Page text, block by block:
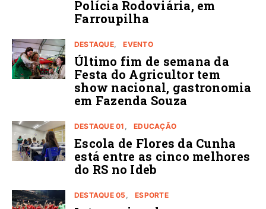
Polícia Rodoviária, em
Farroupilha
DESTAQUE EVENTO
Último fim de semana da
Festa do Agricultor tem
show nacional, gastronomia
em Fazenda Souza
DESTAQUE 01 EDUCAÇÃO
Escola de Flores da Cunha
está entre as cinco melhores
do RS no Ideb
DESTAQUE 05 ESPORTE